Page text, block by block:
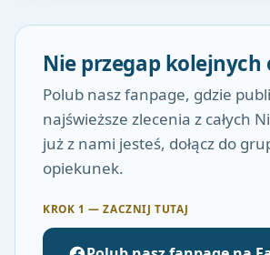
Nie przegap kolejnych
Polub nasz fanpage, gdzie
najświeższe zlecenia z całych
już z nami jesteś, dołącz do
opiekunek.
KROK 1 — ZACZNIJ TUTAJ